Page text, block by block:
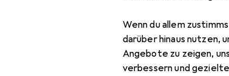
Wenn du allem
darüber hinaus nutzen,
Angebote zu zeigen,
verbessern und